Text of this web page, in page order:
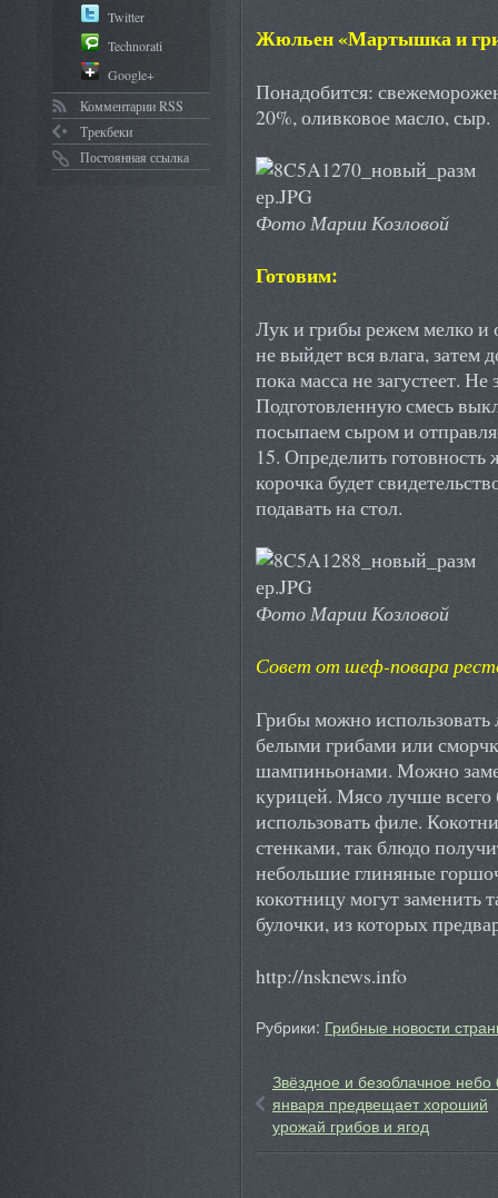
Twitter
Technorati
Google+
Комментарии RSS
Трекбеки
Постоянная ссылка
Жюльен «Мартышка и
Понадобится:
20%, оливковое масло, сыр.
Фото Марии Козловой
Готовим:
Лук и грибы режем мелко и
не выйдет вся влага,
пока масса не загустеет.
Подготовленную смесь
посыпаем сыром и
15. Определить
корочка будет
подавать на стол.
Фото Марии Козловой
Совет от шеф-повара
Грибы можно
белыми грибами или
шампиньонами. Можно
курицей. Мясо лучше
использовать филе.
стенками, так блюдо
небольшие глиняные
кокотницу могут заменить
булочки, из которых
http://nsknews.info
Рубрики: Грибные новости
Звёздное и безоблачное небо
января предвещает хороший
урожай грибов и ягод